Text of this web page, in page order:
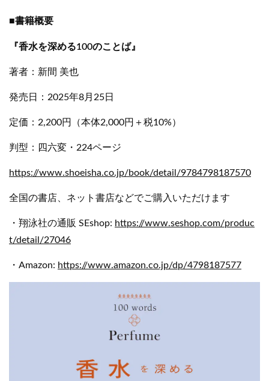
■書籍概要
『香水を深める100のことば』
著者：新間 美也
発売日：2025年8月25日
定価：2,200円（本体2,000円＋税10%）
判型：四六変・224ページ
https://www.shoeisha.co.jp/book/detail/9784798187570
全国の書店、ネット書店などでご購入いただけます
・翔泳社の通販 SEshop: https://www.seshop.com/produc
t/detail/27046
・Amazon: https://www.amazon.co.jp/dp/4798187577